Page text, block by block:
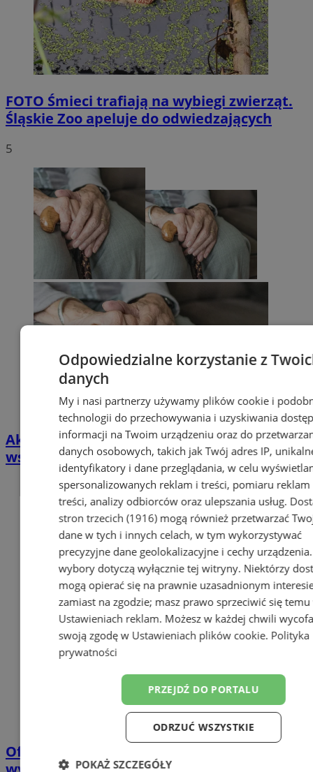
FOTO Śmieci trafiają na wybiegi zwierząt.
Śląskie Zoo apeluje do odwiedzających
5
Aktywni seniorzy w Chorzowie. Zajęcia i
wsparcie dla osób 60+
Oficjalne wyniki wyborów: W Chorzowie
Odpowiedzialne korzystanie z
danych
My i nasi partnerzy używamy plików cookie i
technologii do przechowywania i uzyskiwania
informacji na Twoim urządzeniu oraz do
danych osobowych, takich jak Twój adres IP,
identyfikatory i dane przeglądania, w celu
spersonalizowanych reklam i treści, pomiaru reklam
treści, analizy odbiorców oraz ulepszania usług.
stron trzecich (1916)mogą również przetwarzać
dane w tych i innych celach, w tym wykorzystywać
precyzyjne dane geolokalizacyjne i cechy
wybory dotyczą wyłącznie tej witryny. Niektórzy
mogą opierać się na prawnie uzasadnionym
zamiast na zgodzie; masz prawo sprzeciwić się temu
Ustawieniach reklam. Możesz w każdej chwili
swoją zgodę w Ustawieniach plików cookie. Polityka
prywatności
PRZEJDŹ DO PORTALU
ODRZUĆ WSZYSTKIE
POKAŻ SZCZEGÓŁY